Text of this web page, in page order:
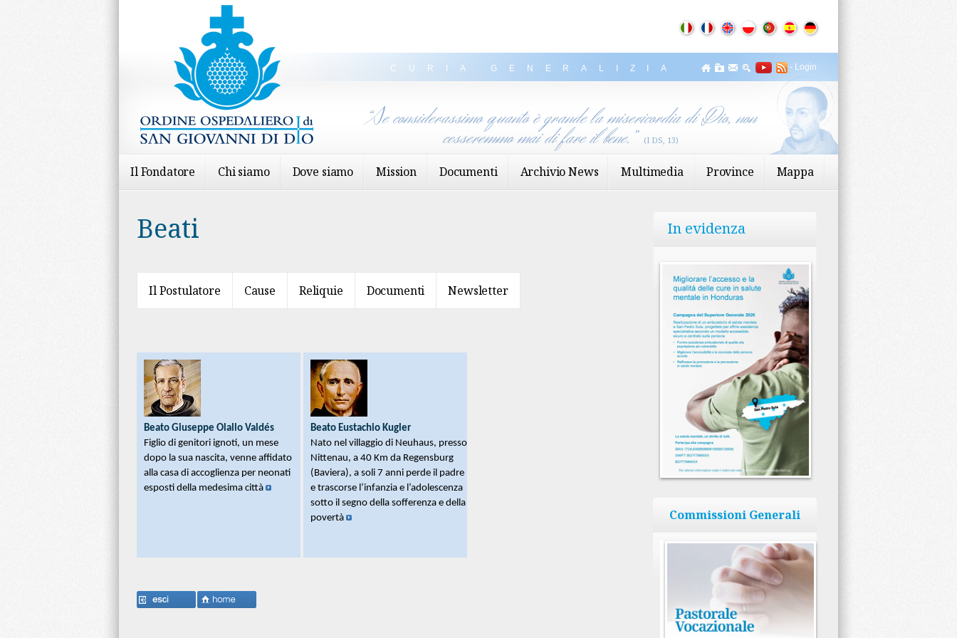
Il Fondatore Chi siamo Dove siamo Mission Documenti Archivio News Multimedia Province Mappa
CURIA GENERALIZIA - Login
“Se considerassimo quanto è grande la misericordia di Dio, non
cesseremmo mai di fare il bene.” (I DS, 13)
Beati
Il Postulatore Cause
Beati Martiri
Santi
Preghiere
Reliquie
Immagini
Richiesta reliquie
Documenti Newsletter
Beato Giuseppe Olallo Valdés
Figlio di genitori ignoti, un mese
dopo la sua nascita, venne affidato
alla casa di accoglienza per neonati
esposti della medesima città
Beato Eustachio Kugler
Nato nel villaggio di Neuhaus, presso
Nittenau, a 40 Km da Regensburg
(Baviera), a soli 7 anni perde il padre
e trascorse l’infanzia e l’adolescenza
sotto il segno della sofferenza e della
povertà
In evidenza
Commissioni Generali